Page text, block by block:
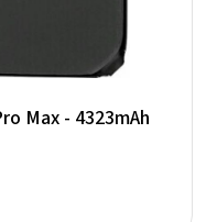
Max - 4323mAh